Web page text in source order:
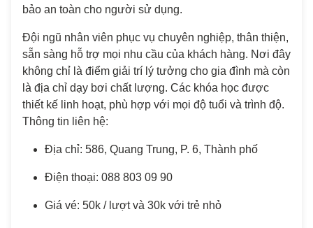
bảo an toàn cho người sử dụng.
Đội ngũ nhân viên phục vụ chuyên nghiệp, thân thiện,
sẵn sàng hỗ trợ mọi nhu cầu của khách hàng. Nơi đây
không chỉ là điểm giải trí lý tưởng cho gia đình mà còn
là địa chỉ dạy bơi chất lượng. Các khóa học được
thiết kế linh hoạt, phù hợp với mọi độ tuổi và trình độ.
Thông tin liên hệ:
Địa chỉ: 586, Quang Trung, P. 6, Thành phố
Điện thoại: 088 803 09 90
Giá vé: 50k / lượt và 30k với trẻ nhỏ